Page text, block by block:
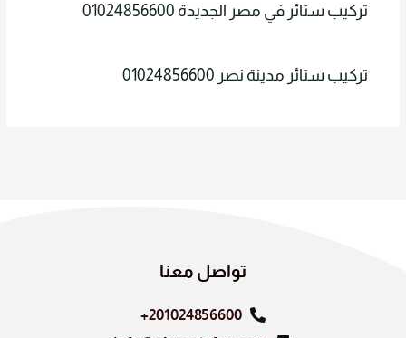
تركيب ستائر في مصر الجديدة 01024856600
تركيب ستائر مدينة نصر 01024856600
تواصل معنا
201024856600+